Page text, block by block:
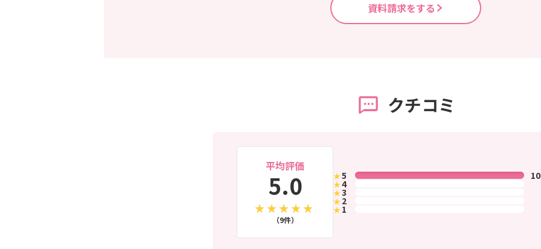
資料請求をする
クチコミ
平均評価
5.0
（9件）
★5
★4
★3
★2
★1